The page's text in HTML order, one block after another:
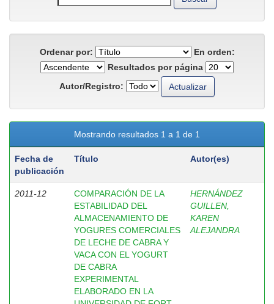
Ordenar por:
En orden:
Resultados por página
Autor/Registro:
Mostrando resultados 1 a 1 de 1
Fecha de
publicación
Título Autor(es)
2011-12
COMPARACIÓN DE LA
ESTABILIDAD DEL
ALMACENAMIENTO DE
YOGURES COMERCIALES
DE LECHE DE CABRA Y
VACA CON EL YOGURT
DE CABRA
EXPERIMENTAL
ELABORADO EN LA
HERNÁNDEZ
GUILLEN,
KAREN
ALEJANDRA